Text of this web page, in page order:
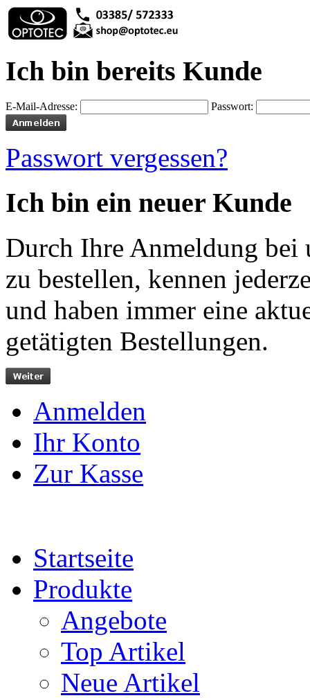
Ich bin bereits Kunde
E-Mail-Adresse: Passwort:
Passwort vergessen?
Ich bin ein neuer Kunde
Durch Ihre Anmeldung bei
zu bestellen, kennen
und haben immer eine
getätigten Bestellungen.
Anmelden
Ihr Konto
Zur Kasse
Startseite
Produkte
Angebote
Top Artikel
Neue Artikel